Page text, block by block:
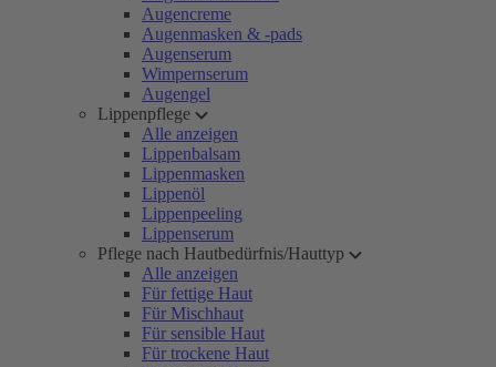
Augencreme
Augenmasken & -pads
Augenserum
Wimpernserum
Augengel
Lippenpflege
Alle anzeigen
Lippenbalsam
Lippenmasken
Lippenöl
Lippenpeeling
Lippenserum
Pflege nach Hautbedürfnis/Hauttyp
Alle anzeigen
Für fettige Haut
Für Mischhaut
Für sensible Haut
Für trockene Haut